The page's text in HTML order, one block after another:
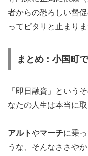
者からの恐ろしい督
ってピタリと止まりま
まとめ：小国町
「即日融資」という
なたの人生は本当に
アルトやマーチに乗
うな、そんなささや